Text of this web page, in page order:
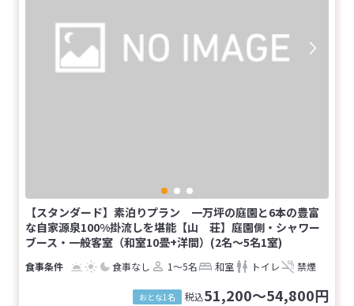
【スタンダード】素泊りプラン 一万坪の庭園と6本の豊富
な自家源泉100%掛流しを堪能【山 荘】庭園側・シャワー
ブース・一般客室（和室10畳+洋間）(2名～5名1室)
食事なし 1～5名 和室 トイレ 禁煙
おとな1名 税込51,200～54,800円